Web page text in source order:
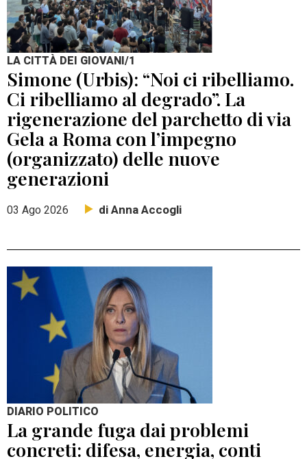
LA CITTÀ DEI GIOVANI/1
Simone (Urbis): “Noi ci ribelliamo.
Ci ribelliamo al degrado”. La
rigenerazione del parchetto di via
Gela a Roma con l’impegno
(organizzato) delle nuove
generazioni
03 Ago 2026 di Anna Accogli
DIARIO POLITICO
La grande fuga dai problemi
concreti: difesa, energia, conti